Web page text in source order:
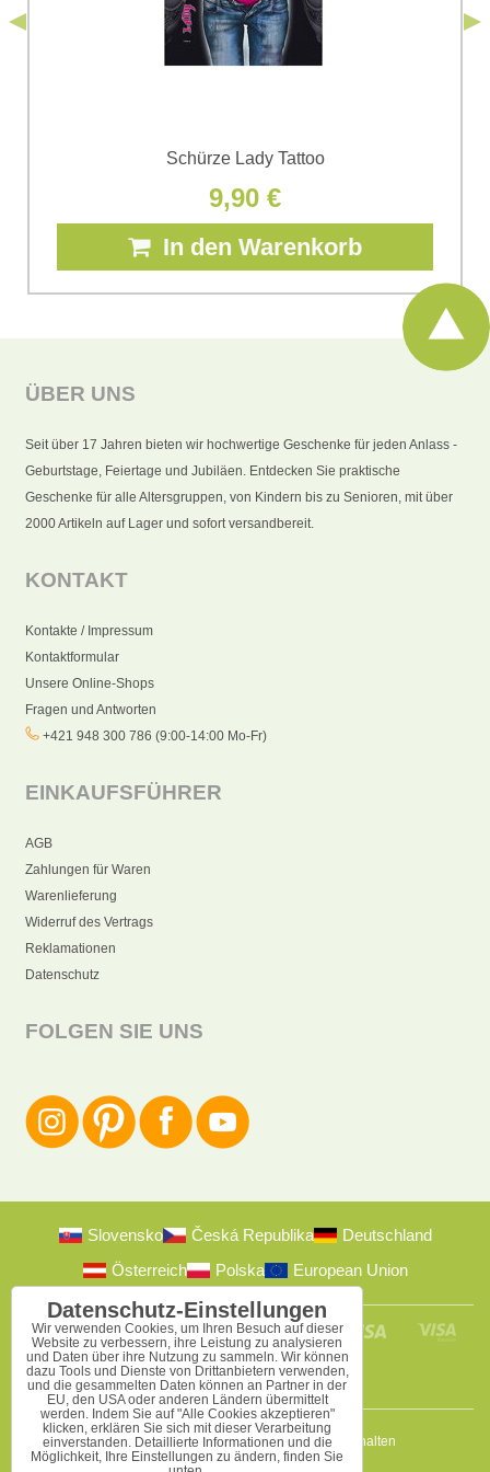
Schürze Lady Tattoo
9,90 €
In den Warenkorb
ÜBER UNS
Seit über 17 Jahren bieten wir hochwertige Geschenke für jeden Anlass -
Geburtstage, Feiertage und Jubiläen. Entdecken Sie praktische
Geschenke für alle Altersgruppen, von Kindern bis zu Senioren, mit über
2000 Artikeln auf Lager und sofort versandbereit.
KONTAKT
Kontakte / Impressum
Kontaktformular
Unsere Online-Shops
Fragen und Antworten
+421 948 300 786 (9:00-14:00 Mo-Fr)
EINKAUFSFÜHRER
AGB
Zahlungen für Waren
Warenlieferung
Widerruf des Vertrags
Reklamationen
Datenschutz
FOLGEN SIE UNS
Slovensko Česká Republika
Deutschland
Österreich
Polska European Union
2009-2026 © Bomba s.r.o.Alle Rechte vorbehalten
Datenschutz-Einstellungen
Wir verwenden Cookies, um Ihren Besuch auf dieser
Website zu verbessern, ihre Leistung zu analysieren
und Daten über ihre Nutzung zu sammeln. Wir können
dazu Tools und Dienste von Drittanbietern verwenden,
und die gesammelten Daten können an Partner in der
EU, den USA oder anderen Ländern übermittelt
werden. Indem Sie auf "Alle Cookies akzeptieren"
klicken, erklären Sie sich mit dieser Verarbeitung
einverstanden. Detaillierte Informationen und die
Möglichkeit, Ihre Einstellungen zu ändern, finden Sie